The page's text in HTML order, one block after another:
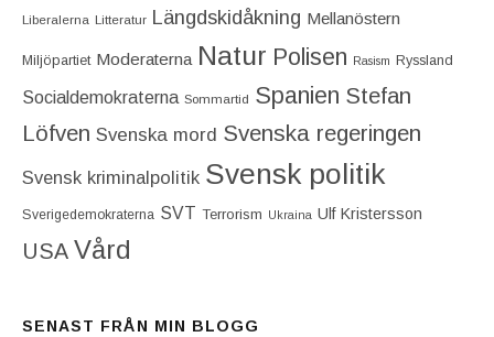
Liberalerna Litteratur Längdskidåkning Mellanöstern
Miljöpartiet Moderaterna Natur Polisen Rasism Ryssland
Socialdemokraterna Sommartid Spanien Stefan
Löfven Svenska mord Svenska regeringen
Svensk kriminalpolitik Svensk politik
Sverigedemokraterna SVT Terrorism Ukraina Ulf Kristersson
USA Vård
SENAST FRÅN MIN BLOGG